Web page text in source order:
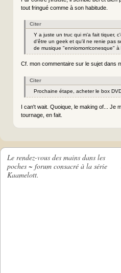
tout fringué comme à son habitude.
Citer
Y a juste un truc qui m'a fait tiquer,
d'être un geek et qu'il ne renie pas
de musique "enniomorriconesque"
Cf. mon commentaire sur le sujet dans
Citer
Prochaine étape, acheter le box
I can't wait. Quoique, le making of... Je
tournage, en fait.
Le rendez-vous des mains dans les
poches ~ forum consacré à la série
Kaamelott.